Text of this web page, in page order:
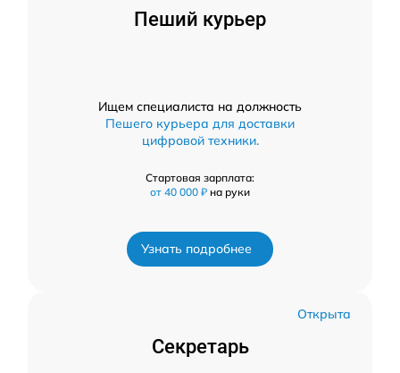
Пеший курьер
Ищем специалиста на должность
Пешего курьера для доставки
цифровой техники.
Стартовая зарплата:
от 40 000 ₽ на руки
Узнать подробнее
Открыта
Секретарь